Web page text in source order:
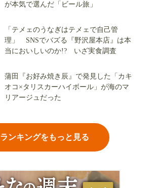
が本気で選んだ「ビール旅」
「テメェのうなぎはテメェで自己管
理」 SNSでバズる『野沢屋本店』は本
当においしいのか!? いざ実食調査
蒲田『お好み焼き辰』で発見した「カキ
オコ×タリスカーハイボール」が海のマ
リアージュだった
ランキングをもっと見る